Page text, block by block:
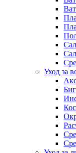
Уход за